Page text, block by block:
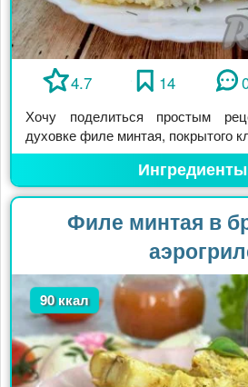
4.7 14
Хочу поделиться простым
духовке филе минтая, покрытого
Ингредиенты
Филе минтая в
90 ккал